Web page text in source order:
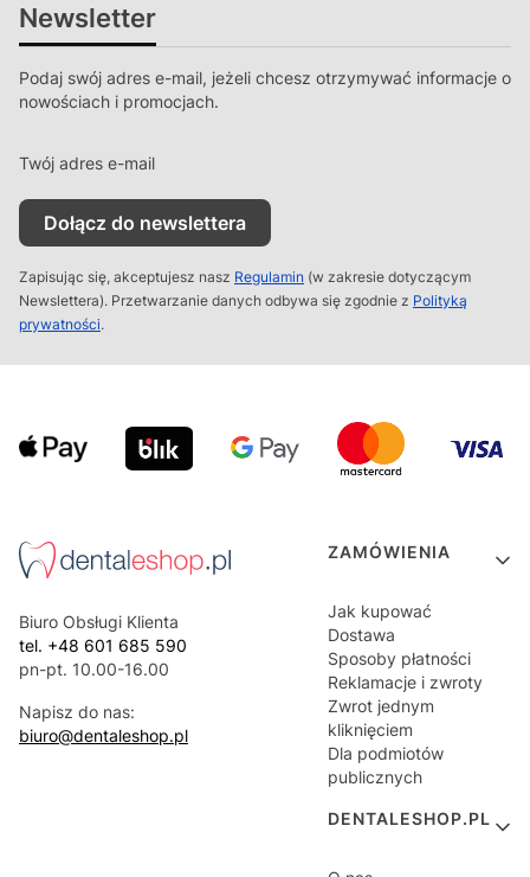
Newsletter
Podaj swój adres e-mail, jeżeli chcesz otrzymywać informacje o
nowościach i promocjach.
Twój adres e-mail
Dołącz do newslettera
Zapisując się, akceptujesz nasz Regulamin (w zakresie dotyczącym
Newslettera). Przetwarzanie danych odbywa się zgodnie z Polityką
prywatności.
Biuro Obsługi Klienta
tel. +48 601 685 590
pn-pt. 10.00-16.00
Napisz do nas:
biuro@dentaleshop.pl
Linki w stopce
ZAMÓWIENIA
Jak kupować
Dostawa
Sposoby płatności
Reklamacje i zwroty
Zwrot jednym
kliknięciem
Dla podmiotów
publicznych
DENTALESHOP.PL